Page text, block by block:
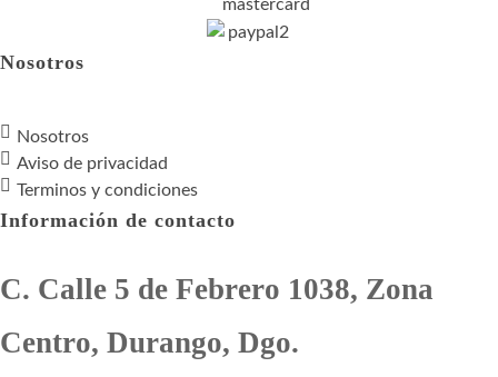
Nosotros
Nosotros
Aviso de privacidad
Terminos y condiciones
Información de contacto
C. Calle 5 de Febrero 1038, Zona
Centro, Durango, Dgo.